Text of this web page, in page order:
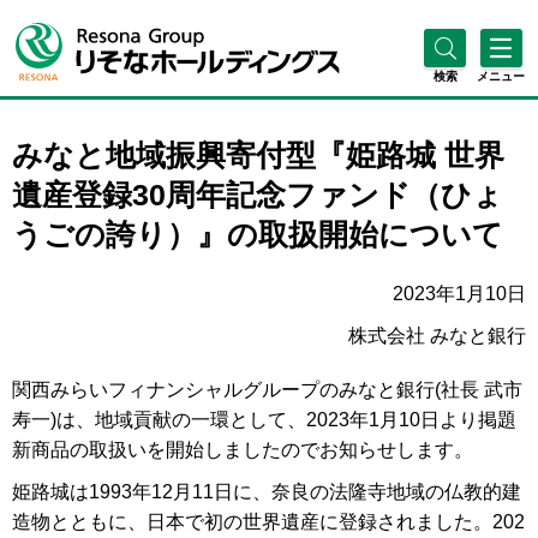
検索 メニュー
みなと地域振興寄付型『姫路城 世界
遺産登録30周年記念ファンド（ひょ
うごの誇り）』の取扱開始について
2023年1月10日
株式会社 みなと銀行
関西みらいフィナンシャルグループのみなと銀行(社長 武市
寿一)は、地域貢献の一環として、2023年1月10日より掲題
新商品の取扱いを開始しましたのでお知らせします。
姫路城は1993年12月11日に、奈良の法隆寺地域の仏教的建
造物とともに、日本で初の世界遺産に登録されました。202